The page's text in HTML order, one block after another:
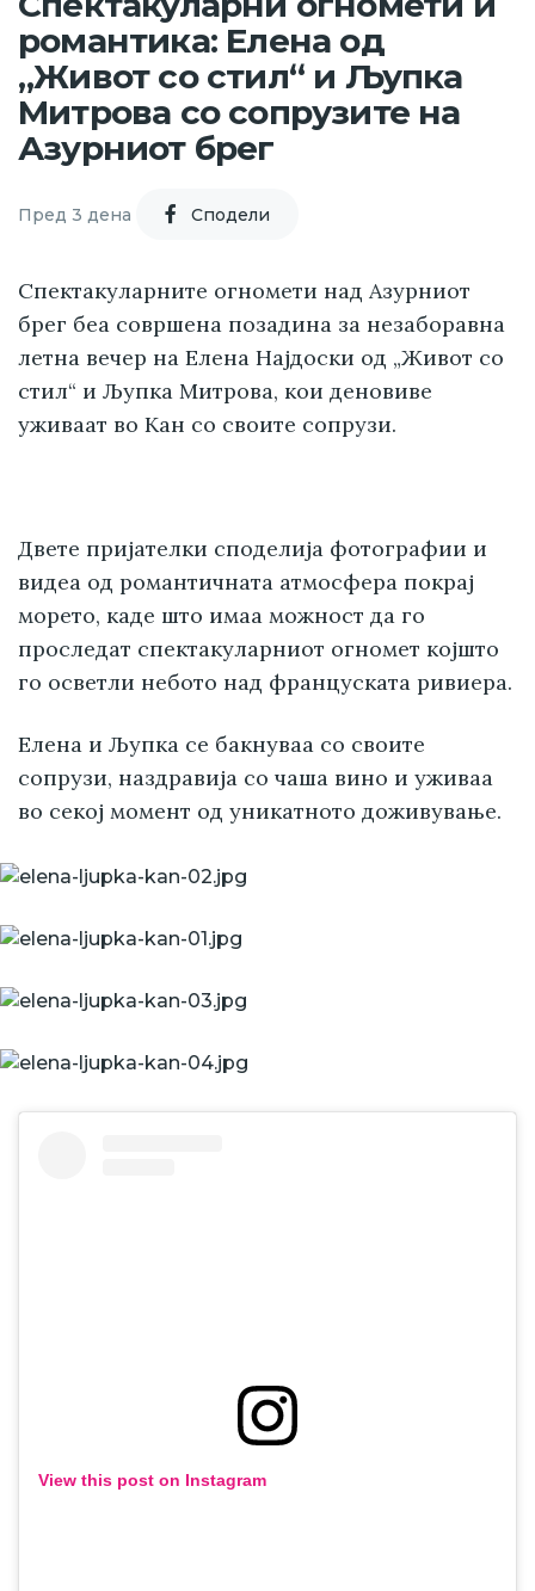
романтика: Елена од
„Живот со стил“ и Љупка
Митрова со сопрузите на
Азурниот брег
Пред 3 дена Cподели
Спектакуларните огномети над Азурниот
брег беа совршена позадина за незаборавна
летна вечер на Елена Најдоски од „Живот со
стил“ и Љупка Митрова, кои деновиве
уживаат во Кан со своите сопрузи.
Двете пријателки споделија фотографии и
видеа од романтичната атмосфера покрај
морето, каде што имаа можност да го
проследат спектакуларниот огномет којшто
го осветли небото над француската ривиера.
Елена и Љупка се бакнуваа со своите
сопрузи, наздравија со чаша вино и уживаа
во секој момент од уникатното доживување.
View this post on Instagram